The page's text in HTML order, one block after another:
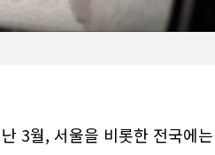
3월, 서울을 비롯한 전국에